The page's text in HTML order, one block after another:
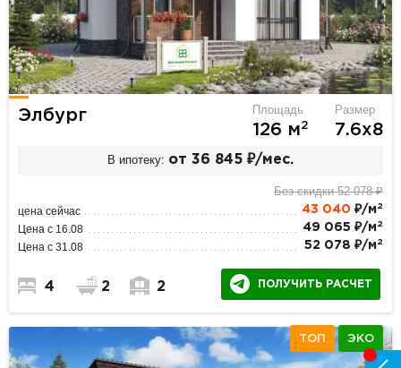
Элбург Площадь
126 м2
Размер
7.6х8
В ипотеку: от 36 845 ₽/мес.
Без скидки 52 078 ₽
цена сейчас 43 040 ₽/м 2
Цена с 16.08 49 065 ₽/м 2
Цена с 31.08 52 078 ₽/м 2
4 2 2 ПОЛУЧИТЬ РАСЧЕТ
ТОП ЭКО